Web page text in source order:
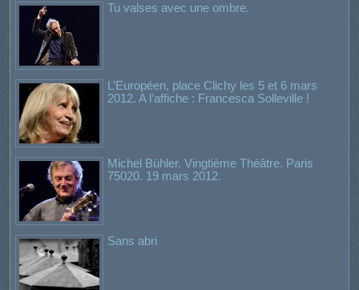
Tu valses avec une ombre.
L’Européen, place Clichy les 5 et 6 mars
2012. A l’affiche : Francesca Solleville !
Michel Bühler. Vingtième Théâtre. Paris
75020. 19 mars 2012.
Sans abri